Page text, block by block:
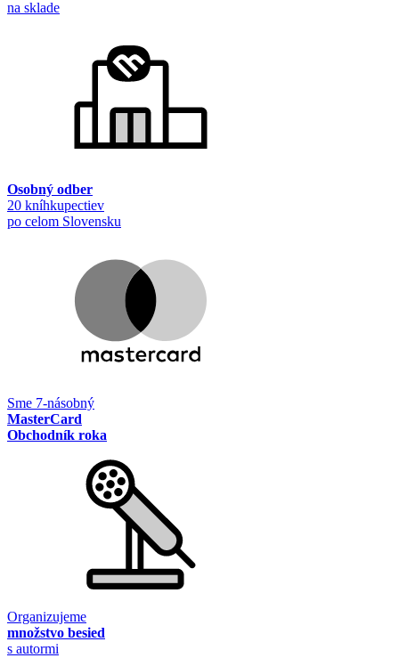
na sklade
Osobný odber
20 kníhkupectiev
po celom Slovensku
Sme 7-násobný
MasterCard
Obchodník roka
Organizujeme
množstvo besied
s autormi